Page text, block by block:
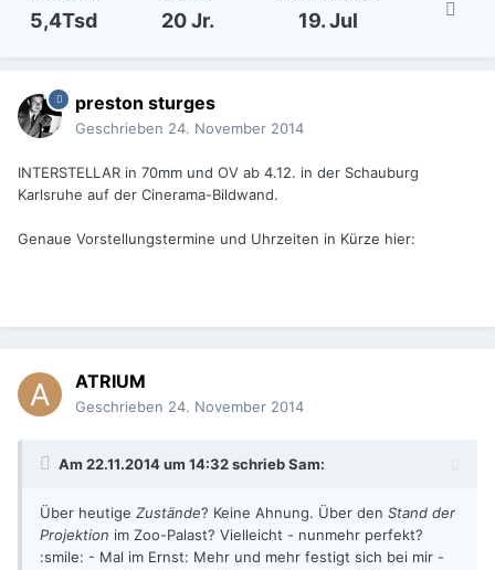
5,4Tsd 20 Jr. 19. Jul
preston sturges
Geschrieben 24. November 2014
INTERSTELLAR in 70mm und OV ab 4.12. in der Schauburg
Karlsruhe auf der Cinerama-Bildwand.
Genaue Vorstellungstermine und Uhrzeiten in Kürze hier:
ATRIUM
Geschrieben 24. November 2014
Am 22.11.2014 um 14:32 schrieb Sam:
Über heutige Zustände? Keine Ahnung. Über den Stand der
Projektion im Zoo-Palast? Vielleicht - nunmehr perfekt?
:smile: - Mal im Ernst: Mehr und mehr festigt sich bei mir -